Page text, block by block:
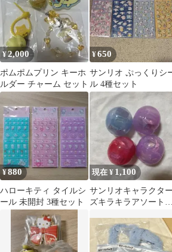
¥2,000
ポムポムプリン キーホ
ルダー チャーム セット
¥650
サンリオ ぷっくりシ
ル 4種セット
¥880
ハローキティ タイルシ
ール 未開封 3種セット
現在 ¥ 1,100
サンリオキャラクター
ズキラキラアソートコ